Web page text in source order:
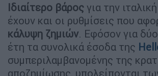
Ιδιαίτερο βάρος για την
έχουν και οι ρυθμίσεις που
κάλυψη ζημιών. Εφόσον για
έτη τα συνολικά έσοδα της
συμπεριλαμβανομένης της
αποζημίωσης, υπολείπονται